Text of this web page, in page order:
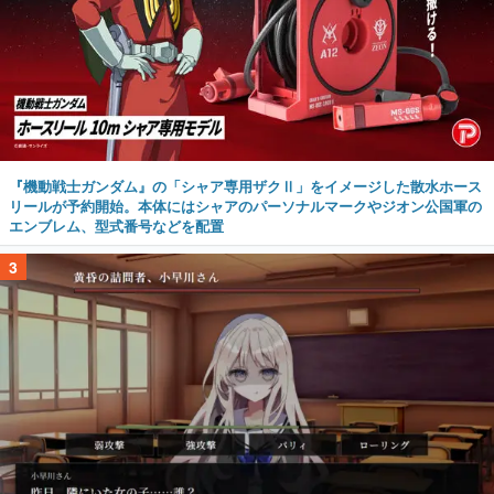
『機動戦士ガンダム』の「シャア専用ザクⅡ」をイメージした散水ホース
リールが予約開始。本体にはシャアのパーソナルマークやジオン公国軍の
エンブレム、型式番号などを配置
3